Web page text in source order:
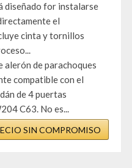
diseñado for instalarse
el
cinta y tornillos
de parachoques
compatible con el
de 4 puertas
C63. No es...
SIN COMPROMISO